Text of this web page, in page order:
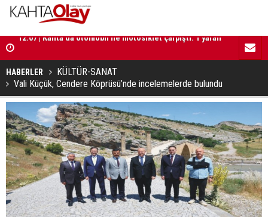
incelemelerde bulundu
12:01 |
HABERLER
KÜLTÜR-SANAT
Vali Küçük, Cendere Köprüsü’nde incelemelerde bulundu